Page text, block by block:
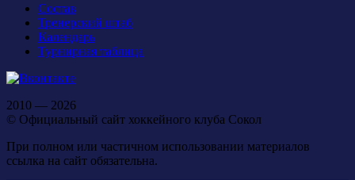
Состав
Тренерский штаб
Календарь
Турнирная таблица
2010 — 2026
© Официальный сайт хоккейного клуба Сокол
При полном или частичном использовании материалов
ссылка на сайт обязательна.